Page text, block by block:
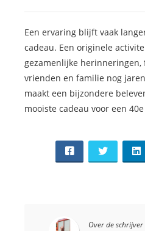
Een ervaring blijft vaak
cadeau. Een originele
gezamenlijke
vrienden en familie nog
maakt een bijzondere
mooiste cadeau voor een
Over de schrijver